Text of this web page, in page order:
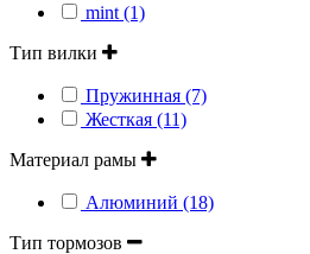
mint (1)
Тип вилки
Пружинная (7)
Жесткая (11)
Материал рамы
Алюминий (18)
Тип тормозов